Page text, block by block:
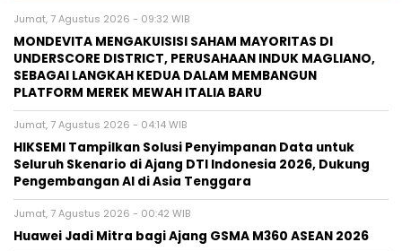
Jumat, 7 Agustus 2026 - 09:32 WIB
MONDEVITA MENGAKUISISI SAHAM MAYORITAS DI
UNDERSCORE DISTRICT, PERUSAHAAN INDUK MAGLIANO,
SEBAGAI LANGKAH KEDUA DALAM MEMBANGUN
PLATFORM MEREK MEWAH ITALIA BARU
Jumat, 7 Agustus 2026 - 04:14 WIB
HIKSEMI Tampilkan Solusi Penyimpanan Data untuk
Seluruh Skenario di Ajang DTI Indonesia 2026, Dukung
Pengembangan AI di Asia Tenggara
Jumat, 7 Agustus 2026 - 00:42 WIB
Huawei Jadi Mitra bagi Ajang GSMA M360 ASEAN 2026